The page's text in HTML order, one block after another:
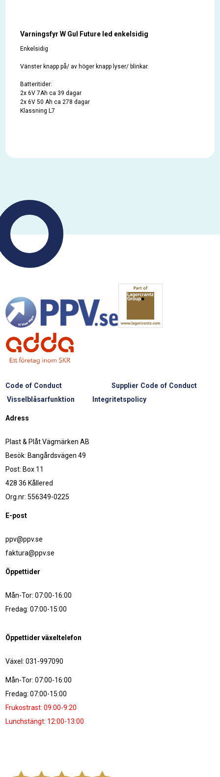
Varningsfyr W Gul Future led enkelsidig
Enkelsidig
Vänster knapp på/ av höger knapp lyser/ blinkar.
Batteritider:
2x 6V 7Ah ca 39 dagar
2x 6V 50 Ah ca 278 dagar
Klassning L7
Code of Conduct
Supplier Code of Conduct
Visselblåsarfunktion
Integritetspolicy
Adress
Plast & Plåt Vägmärken AB
Besök: Bangårdsvägen 49
Post: Box 11
428 36 Kållered
Org.nr: 556349-0225
E-post
ppv@ppv.se
faktura@ppv.se
Öppettider
Mån-Tor: 07:00-16:00
Fredag: 07:00-15:00
Öppettider växeltelefon
Växel: 031-997090
Mån-Tor: 07:00-16:00
Fredag: 07:00-15:00
Frukostrast: 09:00-9:20
Lunchstängt: 12:00-13:00